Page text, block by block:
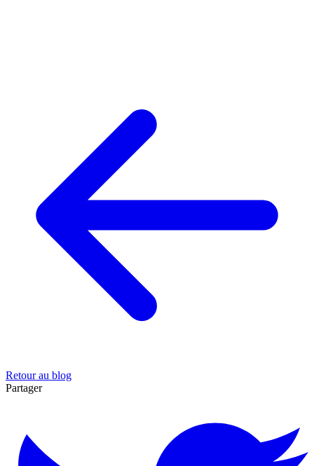
Retour au blog
Partager